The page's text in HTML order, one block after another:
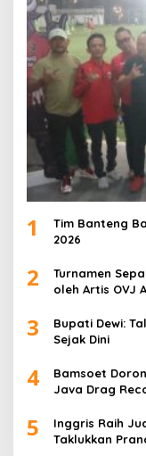
1
Tim Banteng
2026
2
Turnamen
oleh Artis OVJ
3
Bupati Dewi:
Sejak Dini
4
Bamsoet
Java Drag
5
Inggris Raih
Taklukkan